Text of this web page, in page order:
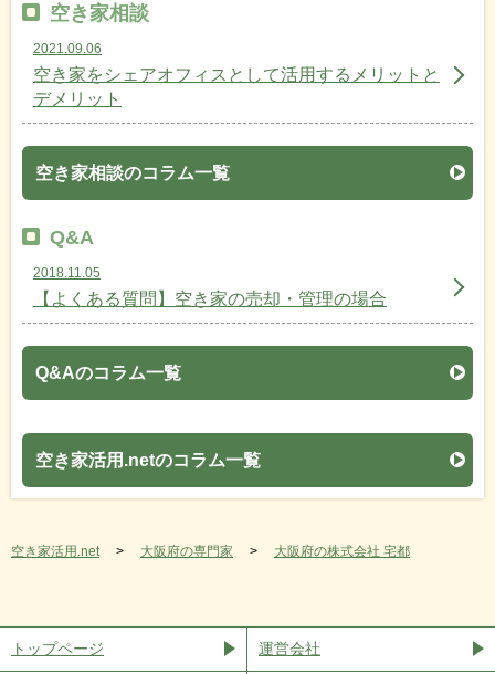
空き家相談
2021.09.06
空き家をシェアオフィスとして活用するメリットと
デメリット
空き家相談のコラム一覧
Q&A
2018.11.05
【よくある質問】空き家の売却・管理の場合
Q&Aのコラム一覧
空き家活用.netのコラム一覧
空き家活用.net 大阪府の専門家 大阪府の株式会社 宅都
トップページ 運営会社